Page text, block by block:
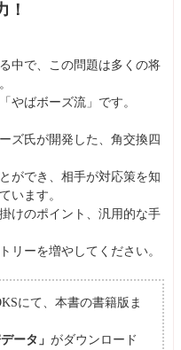
！
中で、この問題は多くの将
やばボーズ流」です。
ズ氏が開発した、角交換四
ができ、相手が対応策を知
います。
けのポイント、汎用的な手
リーを増やしてください。
にて、本書の書籍版ま
データ」がダウンロード